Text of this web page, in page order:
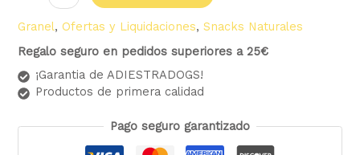
Granel, Ofertas y Liquidaciones,Snacks Naturales
Regalo seguro en pedidos superiores a 25€
¡Garantia de ADIESTRADOGS!
Productos de primera calidad
Pago seguro garantizado